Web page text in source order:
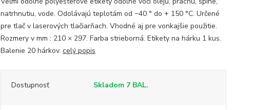
natrhnutiu, vode. Odolávajú teplotám od −40 ° do + 150 °C. Určené
pre tlač v laserových tlačiarňach. Vhodné aj pre vonkajšie použitie.
Rozmery v mm : 210 × 297. Farba strieborná. Etikety na hárku 1 kus.
Balenie 20 hárkov. celý popis
Dostupnosť Skladom 7 BAL.